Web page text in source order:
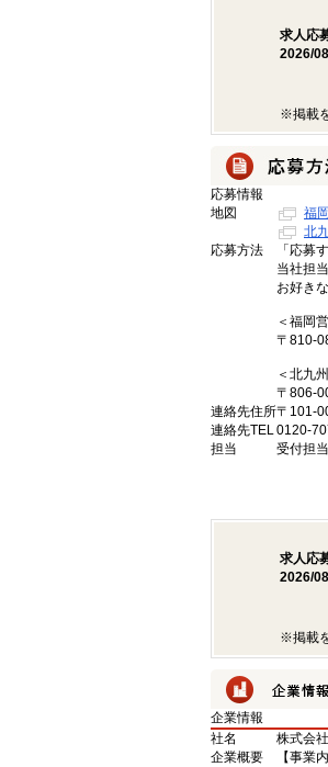
求人応
2026/
※掲載
応募情報
地図
福
北
応募方法
「応募
当社担
お好き
＜福岡
〒810-
＜北九
〒806-
連絡先住所〒101-
連絡先TEL0120-
担当
受付担当
求人応
2026/
※掲載
企業情報
社名
株式会
企業概要
【事業